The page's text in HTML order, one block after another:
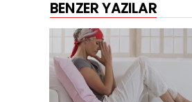
BENZER YAZILAR